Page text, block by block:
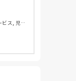
た方が
ス, 児童